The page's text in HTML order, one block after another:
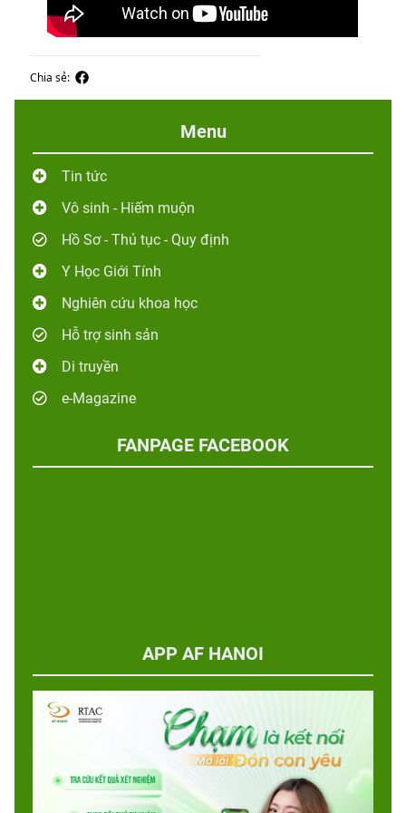
Chia sẻ:
Menu
Tin tức
Vô sinh - Hiếm muộn
Hồ Sơ - Thủ tục - Quy định
Y Học Giới Tính
Nghiên cứu khoa học
Hỗ trợ sinh sản
Di truyền
e-Magazine
FANPAGE FACEBOOK
APP AF HANOI